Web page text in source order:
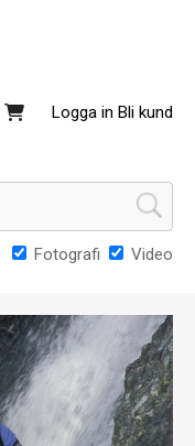
Logga in Bli kund
Fotografi Video